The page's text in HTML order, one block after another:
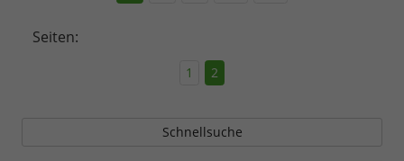
Seiten:
1 2
Schnellsuche